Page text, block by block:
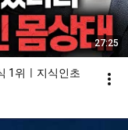
27:25
1위ㅣ지식인초